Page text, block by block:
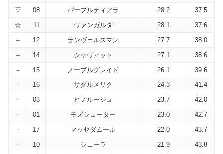
▽
08 パープルティアラ 28.2
37.5
☆
11 ヴァンガルダ 28.1
37.6
＋
12 ランヴェルスマン 27.7
38.0
＋
14 シャヴィット 27.1
38.6
－
15 ノーブルグレイド 26.1
39.6
－
16 サダルメリク 24.3
41.4
－
03 ピノルージュ 23.7
42.0
－
01 モズシューター 23.0
42.7
－
17 マッセダムール 22.0
43.7
－
10 シェーラ 21.9
43.8